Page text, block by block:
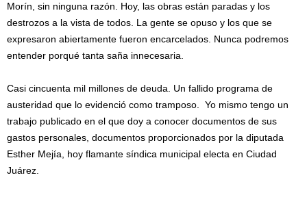
Morín, sin ninguna razón. Hoy, las obras están paradas y los
destrozos a la vista de todos. La gente se opuso y los que se
expresaron abiertamente fueron encarcelados. Nunca podremos
entender porqué tanta saña innecesaria.
Casi cincuenta mil millones de deuda. Un fallido programa de
austeridad que lo evidenció como tramposo. Yo mismo tengo un
trabajo publicado en el que doy a conocer documentos de sus
gastos personales, documentos proporcionados por la diputada
Esther Mejía, hoy flamante síndica municipal electa en Ciudad
Juárez.